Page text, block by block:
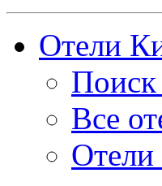
Отели
Поиск
Все